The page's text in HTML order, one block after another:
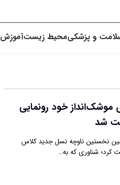
و پزشکیمحیط زیستآموزش
خود رونمایی
نخستین ناوچه نسل جدید کلاس